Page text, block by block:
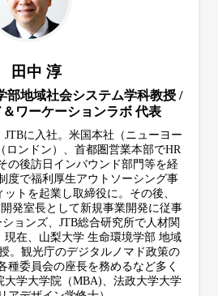
田中 淳
部地域社会システム学科教授 /
ワーケーションラボ 代表
に入社。米国本社（ニューヨー
ロンドン）、首都圏営業本部でHR
の後訪日インバウンド部門等を経
度で福利厚生アウトソーシング事
トを起業し取締役に。その後、
発室長として新規事業開発に従事
ョンズ、JTB総合研究所で人材関
現在、山梨大学 生命環境学部 地域
。観光庁のデジタルノマド政策の
種委員会の座長を務めるなど多く
大学大学院（MBA)、法政大学大学